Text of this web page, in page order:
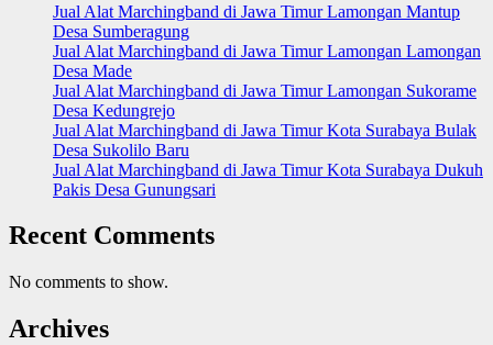
Jual Alat Marchingband di Jawa Timur Lamongan Mantup
Desa Sumberagung
Jual Alat Marchingband di Jawa Timur Lamongan Lamongan
Desa Made
Jual Alat Marchingband di Jawa Timur Lamongan Sukorame
Desa Kedungrejo
Jual Alat Marchingband di Jawa Timur Kota Surabaya Bulak
Desa Sukolilo Baru
Jual Alat Marchingband di Jawa Timur Kota Surabaya Dukuh
Pakis Desa Gunungsari
Recent Comments
No comments to show.
Archives